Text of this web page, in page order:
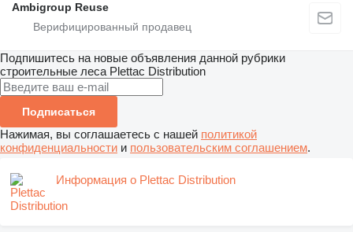
Ambigroup Reuse
Подпишитесь на новые объявления данной рубрики
строительные леса Plettac Distribution
Подписаться
Нажимая, вы соглашаетесь с нашей политикой
конфиденциальности и пользовательским соглашением.
Информация о Plettac Distribution